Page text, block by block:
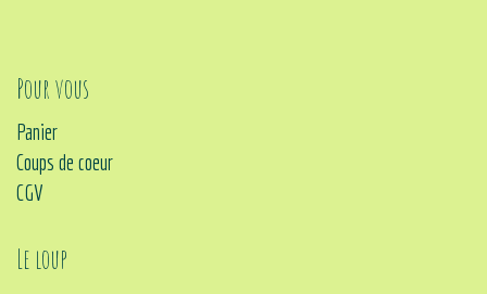
Pour vous
Panier
Coups de coeur
CGV
Le loup